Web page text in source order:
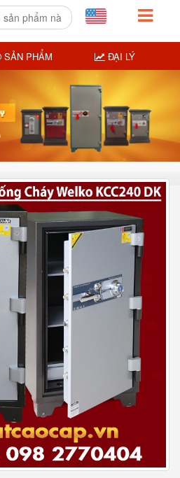
SẢN PHẨM ĐẠI LÝ